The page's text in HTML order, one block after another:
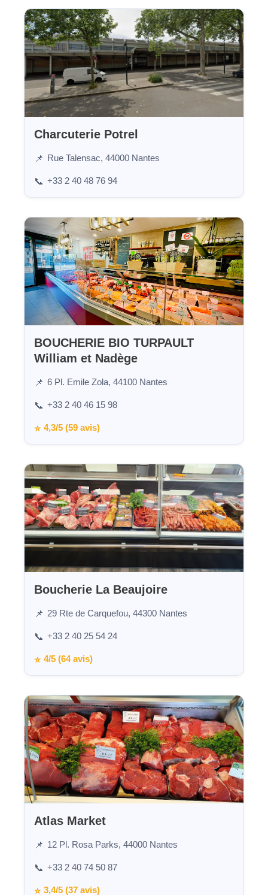
Charcuterie Potrel
📌 Rue Talensac, 44000 Nantes
📞 +33 2 40 48 76 94
BOUCHERIE BIO TURPAULT
William et Nadège
📌 6 Pl. Emile Zola, 44100 Nantes
📞 +33 2 40 46 15 98
⭐ 4,3/5 (59 avis)
Boucherie La Beaujoire
📌 29 Rte de Carquefou, 44300 Nantes
📞 +33 2 40 25 54 24
⭐ 4/5 (64 avis)
Atlas Market
📌 12 Pl. Rosa Parks, 44000 Nantes
📞 +33 2 40 74 50 87
⭐ 3,4/5 (37 avis)